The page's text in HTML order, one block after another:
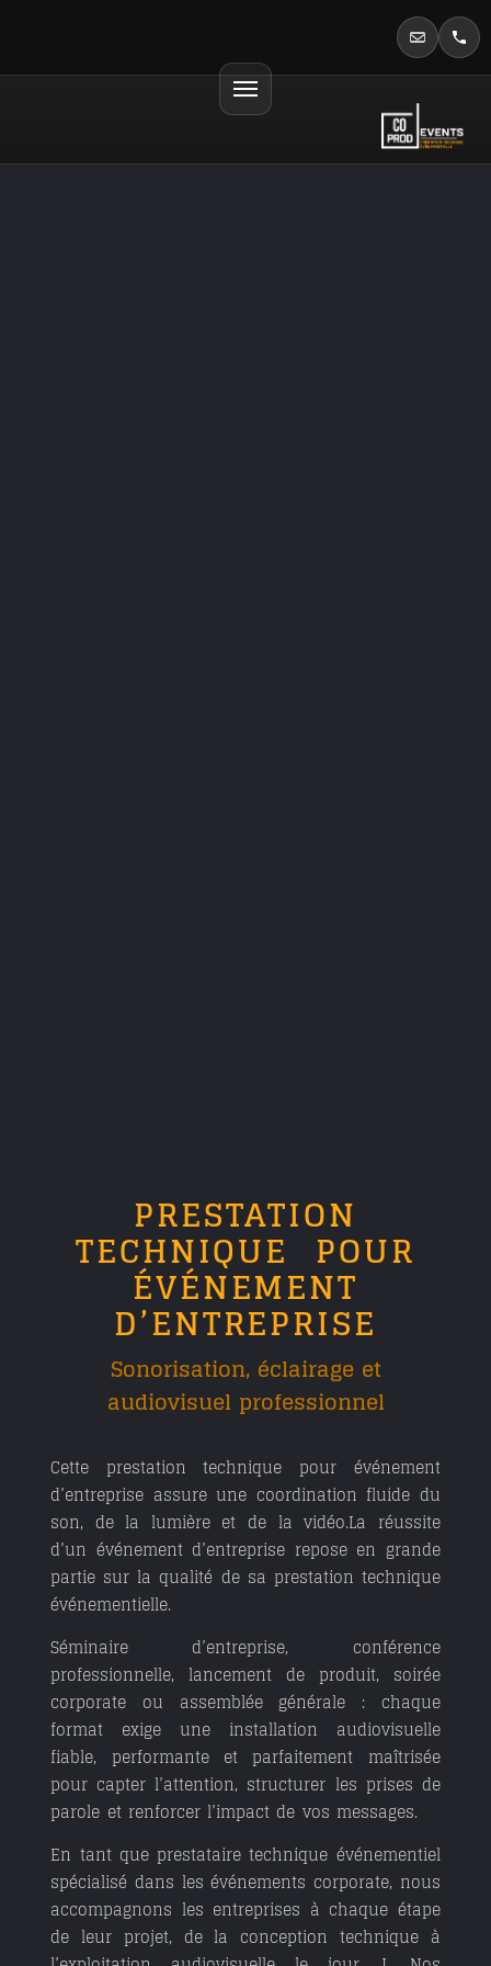
PRESTATION
TECHNIQUE POUR
ÉVÉNEMENT
D’ENTREPRISE
Sonorisation, éclairage et
audiovisuel professionnel
Cette prestation technique pour événement
d’entreprise assure une coordination fluide du
son, de la lumière et de la vidéo.La réussite
d’un événement d’entreprise repose en grande
partie sur la qualité de sa prestation technique
événementielle.
Séminaire d’entreprise, conférence
professionnelle, lancement de produit, soirée
corporate ou assemblée générale : chaque
format exige une installation audiovisuelle
fiable, performante et parfaitement maîtrisée
pour capter l’attention, structurer les prises de
parole et renforcer l’impact de vos messages.
En tant que prestataire technique événementiel
spécialisé dans les événements corporate, nous
accompagnons les entreprises à chaque étape
de leur projet, de la conception techniqueà